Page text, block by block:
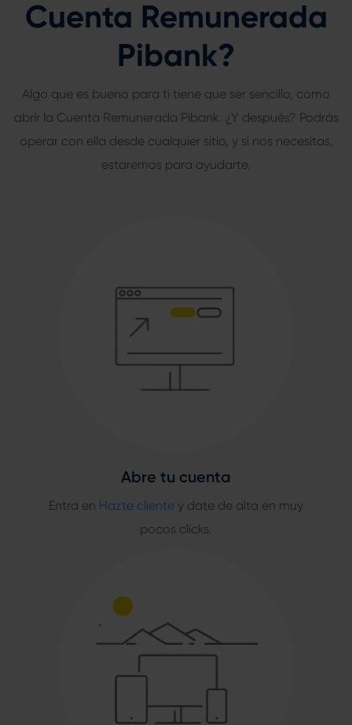
Cuenta Remunerada
Pibank?
Algo que es bueno para ti tiene que ser sencillo, como
abrir la Cuenta Remunerada Pibank. ¿Y después? Podrás
operar con ella desde cualquier sitio, y si nos necesitas,
estaremos para ayudarte.
Abre tu cuenta
Entra en Hazte cliente y date de alta en muy
pocos clicks.